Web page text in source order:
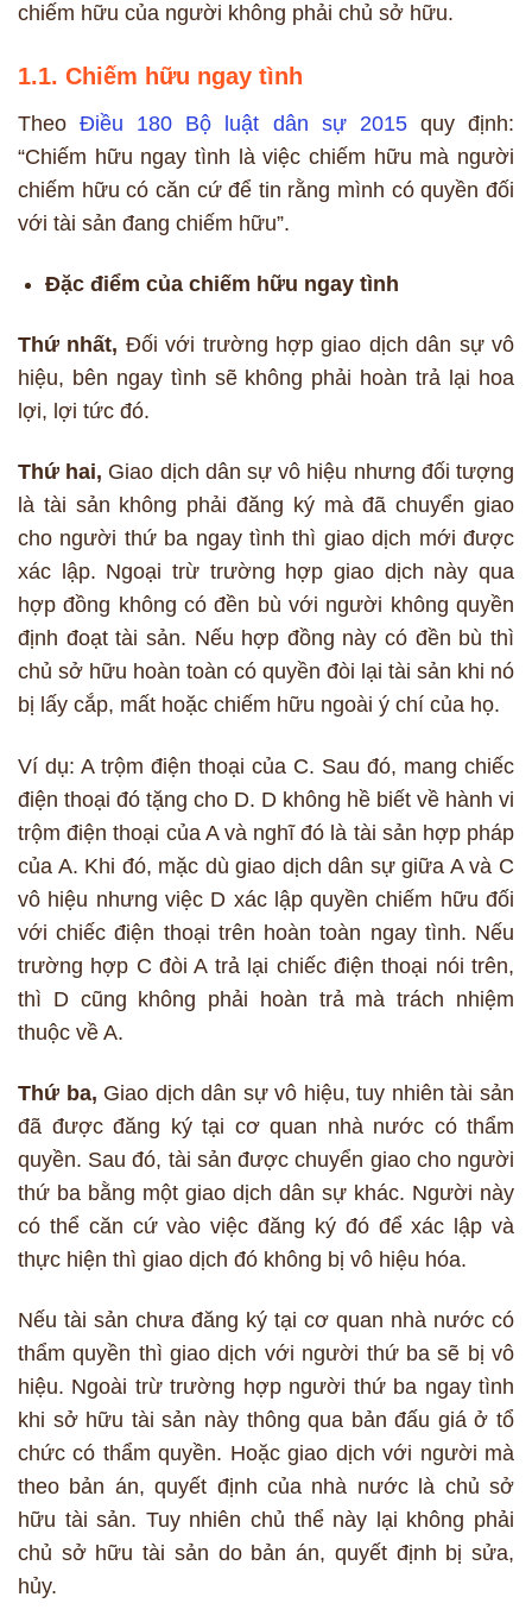
chiếm hữu của người không phải chủ sở hữu.
1.1. Chiếm hữu ngay tình
TheoĐiều 180 Bộ luật dân sự 2015quy định:
“Chiếm hữu ngay tình là việc chiếm hữu mà người
chiếm hữu có căn cứ để tin rằng mình có quyền đối
với tài sản đang chiếm hữu”.
Đặc điểm của chiếm hữu ngay tình
Thứ nhất, Đối với trường hợp giao dịch dân sự vô
hiệu, bên ngay tình sẽ không phải hoàn trả lại hoa
lợi, lợi tức đó.
Thứ hai, Giao dịch dân sự vô hiệu nhưng đối tượng
là tài sản không phải đăng ký mà đã chuyển giao
cho người thứ ba ngay tình thì giao dịch mới được
xác lập. Ngoại trừ trường hợp giao dịch này qua
hợp đồng không có đền bù với người không quyền
định đoạt tài sản. Nếu hợp đồng này có đền bù thì
chủ sở hữu hoàn toàn có quyền đòi lại tài sản khi nó
bị lấy cắp, mất hoặc chiếm hữu ngoài ý chí của họ.
Ví dụ: A trộm điện thoại của C. Sau đó, mang chiếc
điện thoại đó tặng cho D. D không hề biết về hành vi
trộm điện thoại của A và nghĩ đó là tài sản hợp pháp
của A. Khi đó, mặc dù giao dịch dân sự giữa A và C
vô hiệu nhưng việc D xác lập quyền chiếm hữu đối
với chiếc điện thoại trên hoàn toàn ngay tình. Nếu
trường hợp C đòi A trả lại chiếc điện thoại nói trên,
thì D cũng không phải hoàn trả mà trách nhiệm
thuộc về A.
Thứ ba, Giao dịch dân sự vô hiệu, tuy nhiên tài sản
đã được đăng ký tại cơ quan nhà nước có thẩm
quyền. Sau đó, tài sản được chuyển giao cho người
thứ ba bằng một giao dịch dân sự khác. Người này
có thể căn cứ vào việc đăng ký đó để xác lập và
thực hiện thì giao dịch đó không bị vô hiệu hóa.
Nếu tài sản chưa đăng ký tại cơ quan nhà nước có
thẩm quyền thì giao dịch với người thứ ba sẽ bị vô
hiệu. Ngoài trừ trường hợp người thứ ba ngay tình
khi sở hữu tài sản này thông qua bản đấu giá ở tổ
chức có thẩm quyền. Hoặc giao dịch với người mà
theo bản án, quyết định của nhà nước là chủ sở
hữu tài sản. Tuy nhiên chủ thể này lại không phải
chủ sở hữu tài sản do bản án, quyết định bị sửa,
hủy.